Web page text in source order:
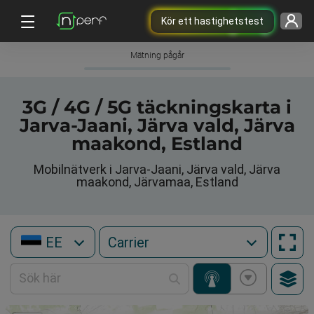
Kör ett hastighetstest
Mätning pågår
3G / 4G / 5G täckningskarta i
Jarva-Jaani, Järva vald, Järva
maakond, Estland
Mobilnätverk i Jarva-Jaani, Järva vald, Järva
maakond, Järvamaa, Estland
EE